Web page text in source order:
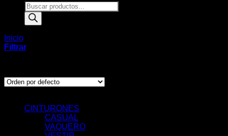
Products
search
Inicio
Filtrar
CINTURONES
CASUAL
VAQUERO